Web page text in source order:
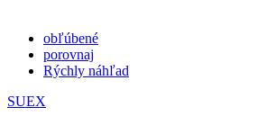
obľúbené
porovnaj
Rýchly náhľad
SUEX